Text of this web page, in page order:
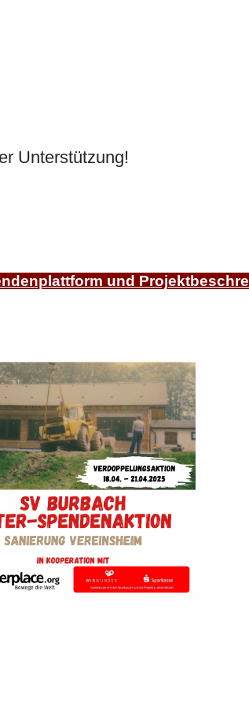
Unterstützung!
und